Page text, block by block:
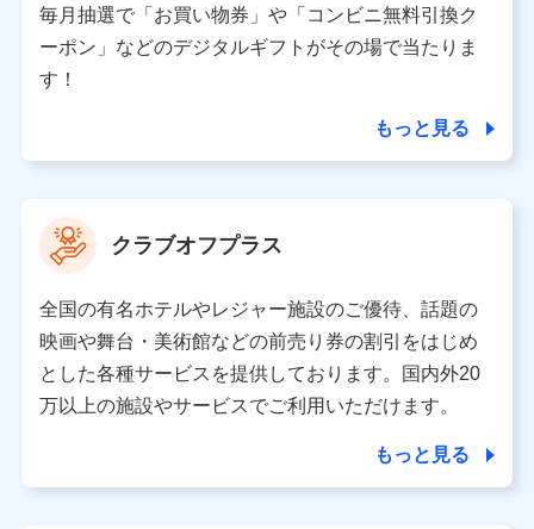
ドコモおよび提携会社のサービスを案内、提供するため
（各サービスで取得したサービス利用履歴、ウェブサイ
トの閲覧履歴、購買履歴、ご契約内容等のパーソナルデ
ータを分析して、お客さまの趣味・嗜好・傾向に応じた
上記に係る案内・手続き・管理等付帯業務を行うため
【当該個人データの管理について責任を有する者の名称・住
所・代表者名】
当該個人データを取り扱う各共同利用者（詳細は次のとお
り）
東京都千代田区永田町2丁目11番1号 山王パークタワー
株式会社NTTドコモ 代表取締役社長 前田 義晃
東京都中央区日本橋人形町2-14-10 アーバンネット日本橋
ビル 3F
毎月抽選で「お買い物券」や「コンビニ無料引換ク
ーポン」などのデジタルギフトがその場で当たりま
す！
もっと見る
クラブオフプラス
全国の有名ホテルやレジャー施設のご優待、話題の
映画や舞台・美術館などの前売り券の割引をはじめ
とした各種サービスを提供しております。国内外20
万以上の施設やサービスでご利用いただけます。
もっと見る